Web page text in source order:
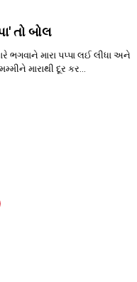
તો બોલ
ભગવાને મારા પપ્પા લઈ લીધા અને
મારાથી દૂર કર...